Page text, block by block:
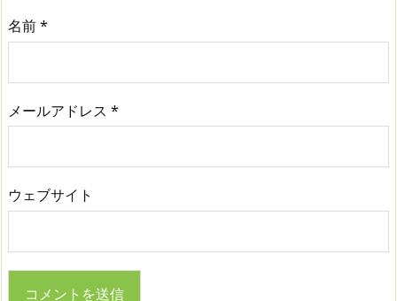
名前*
メールアドレス *
ウェブサイト